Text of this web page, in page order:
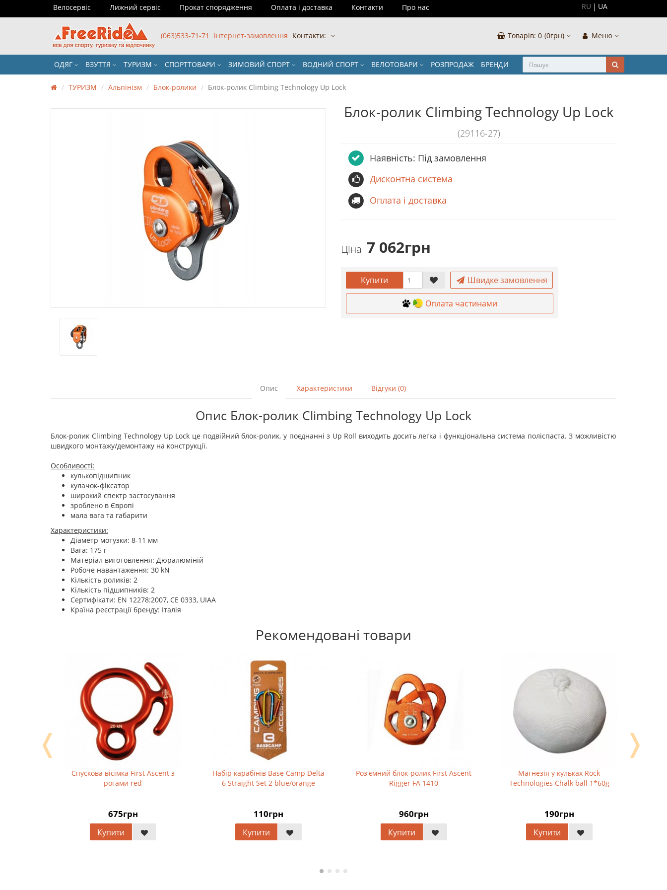
Велосервіс Лижний сервіс Прокат спорядження Оплата і доставка Контакти Про нас RU UA
(063)533-71-71 інтернет-замовлення Контакти: (0грн)
Товарів: 0 Меню
ОДЯГ ВЗУТТЯ ТУРИЗМ СПОРТТОВАРИ ЗИМОВИЙ СПОРТ ВОДНИЙ СПОРТ ВЕЛОТОВАРИ РОЗПРОДАЖ БРЕНДИ
ТУРИЗМ Альпінізм Блок-ролики Блок-ролик Climbing Technology Up Lock
Блок-ролик Climbing Technology Up Lock
(29116-27)
Наявність: Пiд замовлення
Дисконтна система
Оплата і доставка
Ціна 7 062грн
Купити Швидке замовлення
Оплата частинами
Опис Характеристики Відгуки (0)
Опис Блок-ролик Climbing Technology Up Lock
Блок-ролик Climbing Technology Up Lock це подвійний блок-ролик, у поєднанні з Up Roll виходить досить легка і функціональна система поліспаста. З можливістю
швидкого монтажу/демонтажу на конструкції.
Особливості:
кулькопідшипник
кулачок-фіксатор
широкий спектр застосування
зроблено в Європі
мала вага та габарити
Характеристики:
Діаметр мотузки: 8-11 мм
Вага: 175 г
Матеріал виготовлення: Дюралюміній
Робоче навантаження: 30 kN
Кількість роликів: 2
Кількість підшипників: 2
Сертифікати: EN 12278:2007, CE 0333, UIAA
Країна реєстрації бренду: Італія
Рекомендовані товари
Спускова вісімка First Ascent з
рогами red
675грн
Купити
Набір карабінів Base Camp Delta
6 Straight Set 2 blue/orange
110грн
Купити
Роз'ємний блок-ролик First Ascent
Rigger FA 1410
960грн
Купити
Магнезія у кульках Rock
Technologies Chalk ball 1*60g
190грн
Купити
❬ ❭